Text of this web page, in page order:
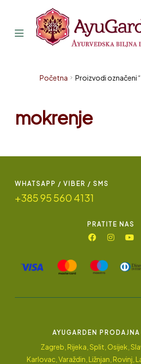
Početna Proizvodi označeni
mokrenje
WHATSAPP / VIBER / SMS
+385 95 560 4131
PRATITE NAS
AYUGARDEN PRODAJNA
Zagreb, Rijeka, Split, Osijek,
Karlovac, Varaždin, Ližnjan, Rovinj,